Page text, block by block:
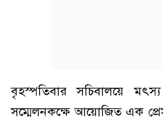
বৃহস্পতিবার সচিবালয়ে মৎস্য
সম্মেলনকক্ষে আয়োজিত এক